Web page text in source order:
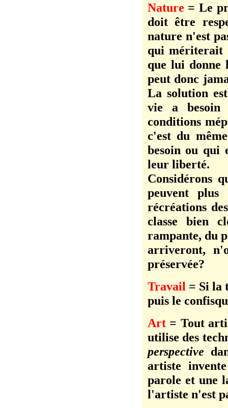
Nature = Le
doit être
nature n'est
qui mériterait
que lui
peut donc
La solution
vie a besoin
conditions
c'est du
besoin ou qui
leur liberté.
Considérons
peuvent
récréations
classe bien
rampante, du
arriveront,
préservée?
Travail = Si la
puis le
Art= Tout
utilise des
perspective
artiste
parole et une
l'artiste n'est